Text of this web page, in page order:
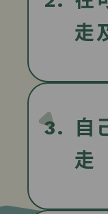
走
3.
自
走